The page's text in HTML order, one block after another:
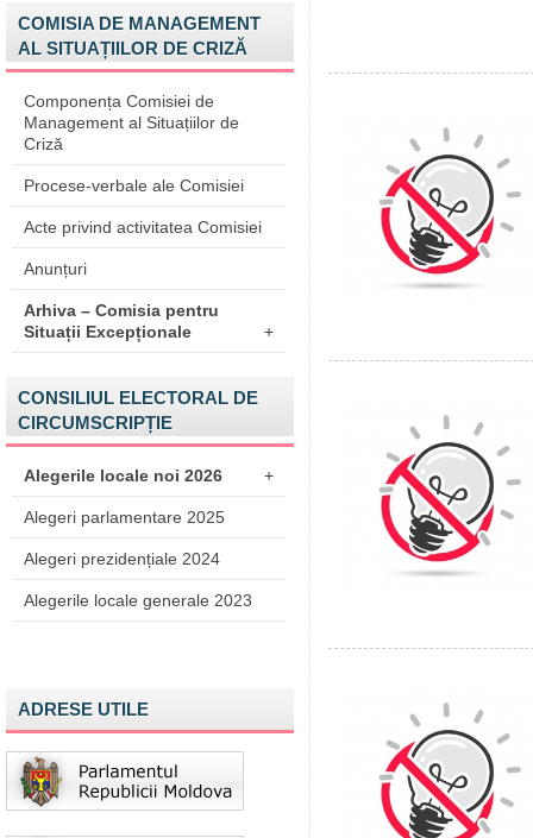
COMISIA DE MANAGEMENT
AL SITUAȚIILOR DE CRIZĂ
Componența Comisiei de
Management al Situațiilor de
Criză
Procese-verbale ale Comisiei
Acte privind activitatea Comisiei
Anunțuri
Arhiva – Comisia pentru
Situații Excepționale
+
CONSILIUL ELECTORAL DE
CIRCUMSCRIPȚIE
Alegerile locale noi 2026 +
Alegeri parlamentare 2025
Alegeri prezidențiale 2024
Alegerile locale generale 2023
ADRESE UTILE